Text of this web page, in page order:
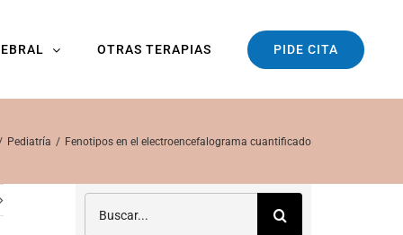
OTRAS TERAPIAS PIDE CITA
Pediatría Fenotipos en el electroencefalograma cuantificado